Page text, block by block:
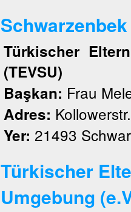
Türkischer
(TEVSU)
Başkan: Frau
Adres:
Yer: 21493
Türkischer
Umgebung